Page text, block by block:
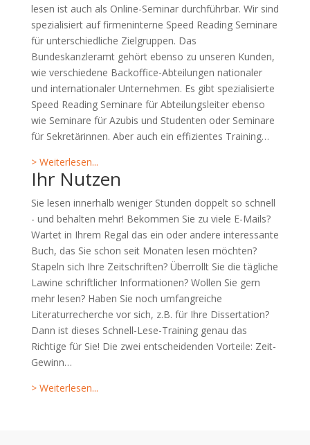
lesen ist auch als Online-Seminar durchführbar. Wir sind
spezialisiert auf firmeninterne Speed Reading Seminare
für unterschiedliche Zielgruppen. Das
Bundeskanzleramt gehört ebenso zu unseren Kunden,
wie verschiedene Backoffice-Abteilungen nationaler
und internationaler Unternehmen. Es gibt spezialisierte
Speed Reading Seminare für Abteilungsleiter ebenso
wie Seminare für Azubis und Studenten oder Seminare
für Sekretärinnen. Aber auch ein effizientes Training…
> Weiterlesen...
Ihr Nutzen
Sie lesen innerhalb weniger Stunden doppelt so schnell
- und behalten mehr! Bekommen Sie zu viele E-Mails?
Wartet in Ihrem Regal das ein oder andere interessante
Buch, das Sie schon seit Monaten lesen möchten?
Stapeln sich Ihre Zeitschriften? Überrollt Sie die tägliche
Lawine schriftlicher Informationen? Wollen Sie gern
mehr lesen? Haben Sie noch umfangreiche
Literaturrecherche vor sich, z.B. für Ihre Dissertation?
Dann ist dieses Schnell-Lese-Training genau das
Richtige für Sie! Die zwei entscheidenden Vorteile: Zeit-
Gewinn…
> Weiterlesen...